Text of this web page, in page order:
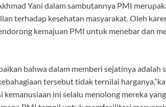
Yani dalam sambutannya PMI
terhadap kesehatan masyarakat. Oleh
kemajuan PMI untuk menebar dan
bahwa dalam memberi sejatinya adalah
tersebut tidak ternilai
kemanusiaan ini selalu menolong mereka